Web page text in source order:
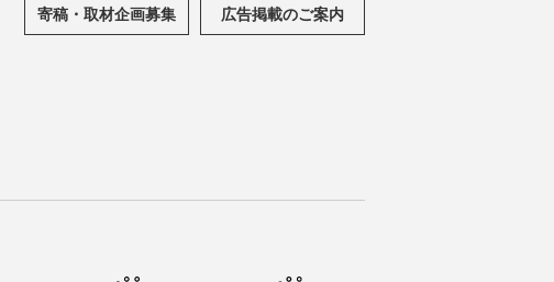
寄稿・取材企画募集 広告掲載のご案内